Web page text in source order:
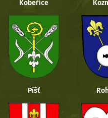
Kobeřice
Píšť